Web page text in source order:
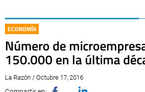
ECONOMÍA
Número de
150.000 en la última
La Razón / Octubre 17, 2016